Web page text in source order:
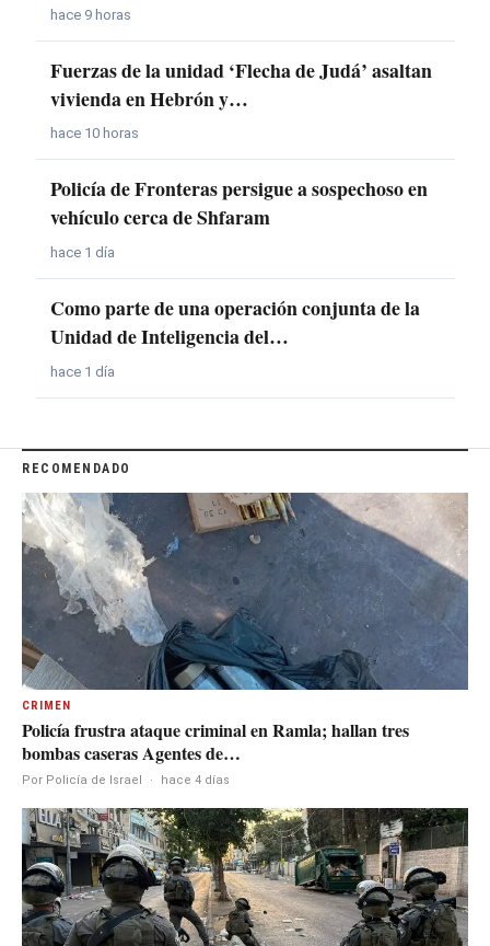
hace 9 horas
Fuerzas de la unidad ‘Flecha de Judá’ asaltan
vivienda en Hebrón y…
hace 10 horas
Policía de Fronteras persigue a sospechoso en
vehículo cerca de Shfaram
hace 1 día
Como parte de una operación conjunta de la
Unidad de Inteligencia del…
hace 1 día
RECOMENDADO
CRIMEN
Policía frustra ataque criminal en Ramla; hallan tres
bombas caseras Agentes de…
Por Policía de Israel · hace 4 días